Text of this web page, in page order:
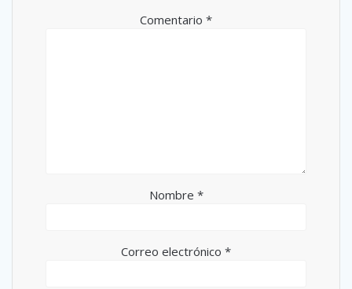
Comentario *
Nombre *
Correo electrónico *